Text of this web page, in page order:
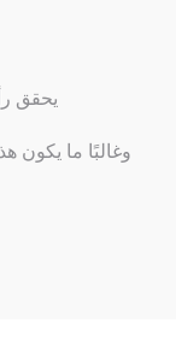
يحقق
وغالبًا ما يكون